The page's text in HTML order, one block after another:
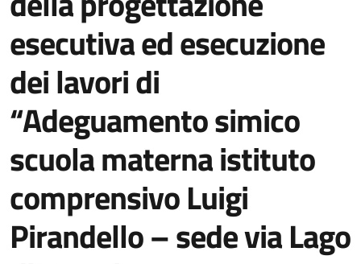
esecutiva ed esecuzione
dei lavori di
“Adeguamento simico
scuola materna istituto
comprensivo Luigi
Pirandello – sede via Lago